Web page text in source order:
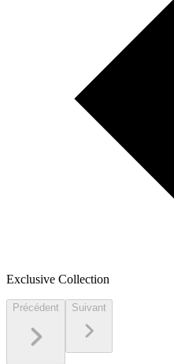
Exclusive Collection
Précédent Suivant